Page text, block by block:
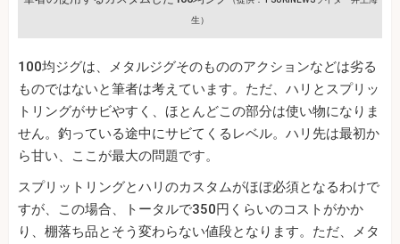
生）
100均ジグは、メタルジグそのもののアクションなどは劣る
ものではないと筆者は考えています。ただ、ハリとスプリッ
トリングがサビやすく、ほとんどこの部分は使い物になりま
せん。釣っている途中にサビてくるレベル。ハリ先は最初か
ら甘い、ここが最大の問題です。
スプリットリングとハリのカスタムがほぼ必須となるわけで
すが、この場合、トータルで350円くらいのコストがかか
り、棚落ち品とそう変わらない値段となります。ただ、メタ